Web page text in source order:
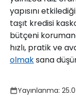
yapısını
taşıt kredisi
bütçeni
hızlı, pratik ve
olmaksana
Yayınlanma: